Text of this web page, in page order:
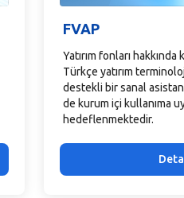
FVAP
Yatırım fonları
Türkçe yatırım
destekli bir sanal
de kurum içi kullanıma
hedeflenmektedir.